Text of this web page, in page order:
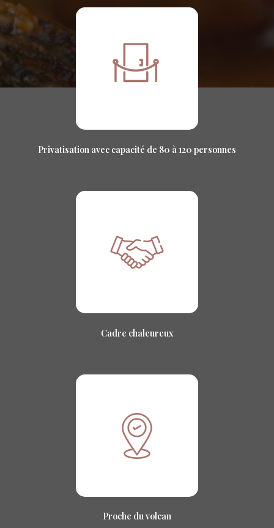
Privatisation avec capacité de 80 à 120 personnes
Cadre chaleureux
Proche du volcan